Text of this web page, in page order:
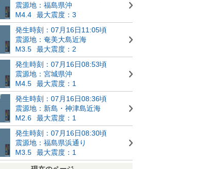
震源地：福島県沖
M4.4
最大震度：3
発生時刻：07月16日11:05頃
震源地：奄美大島近海
M3.5
最大震度：2
発生時刻：07月16日08:53頃
震源地：宮城県沖
M4.5
最大震度：1
発生時刻：07月16日08:36頃
震源地：新島・神津島近海
M2.6
最大震度：1
発生時刻：07月16日08:30頃
震源地：福島県浜通り
M3.5
最大震度：1